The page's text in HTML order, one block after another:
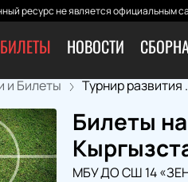
ресурс не является официальным
НОВОСТИ
и Билеты Турнир развития
Билеты
МБУ ДО СШ 14